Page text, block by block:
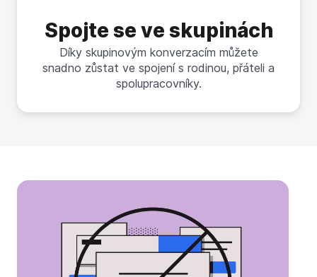
Spojte se ve skupinách
Díky skupinovým konverzacím můžete
snadno zůstat ve spojení s rodinou, přáteli a
spolupracovníky.